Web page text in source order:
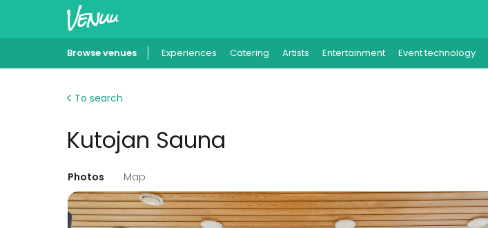
Browse venues Experiences Catering Artists Entertainment Event technology
To search
Kutojan Sauna
Photos Map